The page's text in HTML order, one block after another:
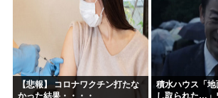
【悲報】 コロナワクチン打たな
かった結果・・・・
積水ハウス「
し取られた…」